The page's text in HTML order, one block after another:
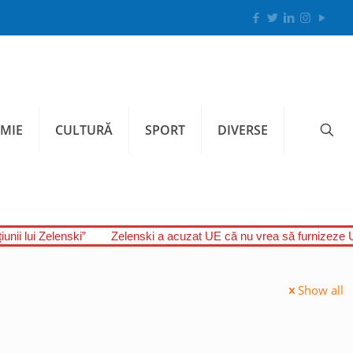
CULTURĂ SPORT DIVERSE
lui Zelenski” Zelenski a acuzat UE că nu vrea să furnizeze
Show all